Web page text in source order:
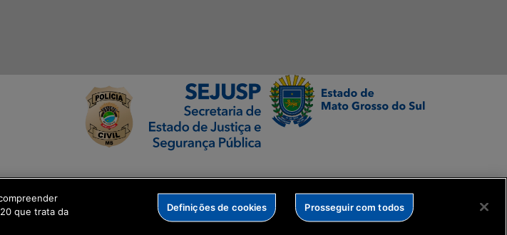
que trata da
Definições de cookies Prosseguir com todos